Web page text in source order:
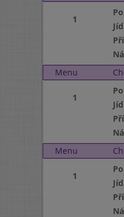
1
Menu
1
Menu
1